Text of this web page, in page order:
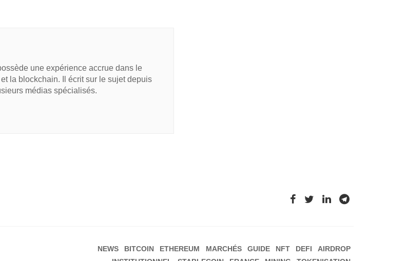
une expérience accrue dans le
la blockchain. Il écrit sur le sujet depuis
médias spécialisés.
NEWS BITCOIN ETHEREUM MARCHÉS GUIDE NFT DEFI
AIRDROP